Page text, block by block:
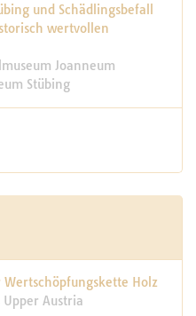
und Schädlingsbefall
wertvollen
Joanneum
Stübing
Wertschöpfungskette Holz
Austria